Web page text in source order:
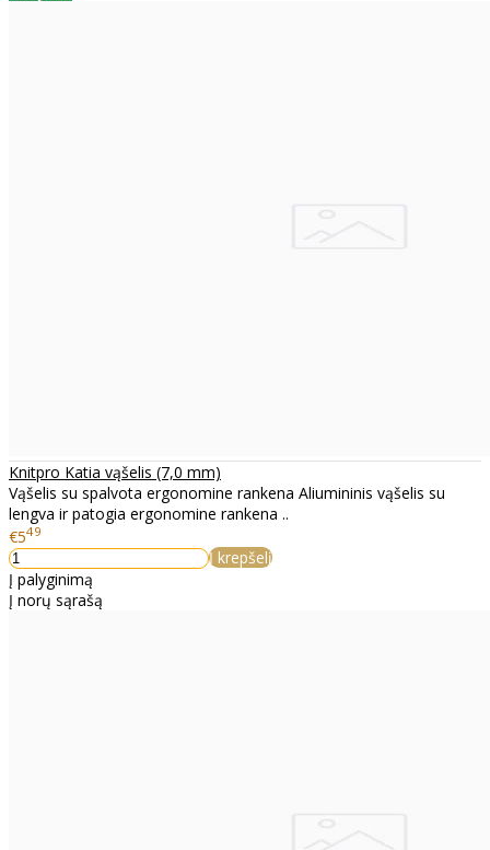
Knitpro Katia vąšelis (7,0 mm)
Vąšelis su spalvota ergonomine rankena Aliumininis vąšelis su
lengva ir patogia ergonomine rankena ..
€549
Į krepšelį
Į palyginimą
Į norų sąrašą